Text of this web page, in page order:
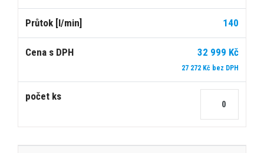
140
32 999 Kč
27 272 Kč bez DPH